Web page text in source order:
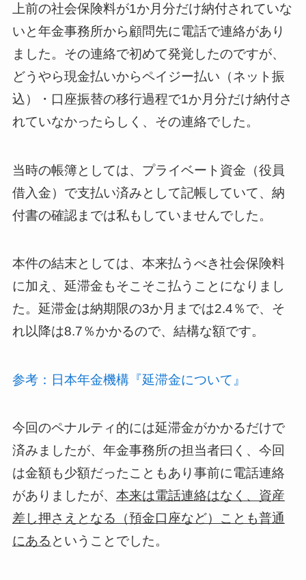
上前の社会保険料が1か月分だけ納付されていな
いと年金事務所から顧問先に電話で連絡があり
ました。その連絡で初めて発覚したのですが、
どうやら現金払いからペイジー払い（ネット振
込）・口座振替の移行過程で1か月分だけ納付さ
れていなかったらしく、その連絡でした。
当時の帳簿としては、プライベート資金（役員
借入金）で支払い済みとして記帳していて、納
付書の確認までは私もしていませんでした。
本件の結末としては、本来払うべき社会保険料
に加え、延滞金もそこそこ払うことになりまし
た。延滞金は納期限の3か月までは2.4％で、そ
れ以降は8.7％かかるので、結構な額です。
参考：日本年金機構『延滞金について』
今回のペナルティ的には延滞金がかかるだけで
済みましたが、年金事務所の担当者曰く、今回
は金額も少額だったこともあり事前に電話連絡
がありましたが、 本来は電話連絡はなく、資産
差し押さえとなる（預金口座など）ことも普通
にある ということでした。